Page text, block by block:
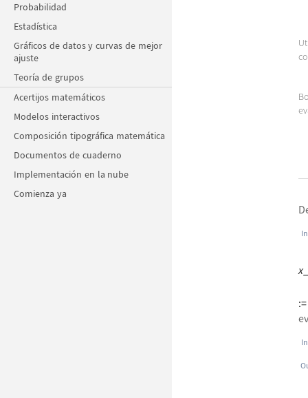
Probabilidad
Estadística
Gráficos de datos y curvas de mejor
ajuste
Teoría de grupos
Acertijos matemáticos
Modelos interactivos
Composición tipográfica matemática
Documentos de cuaderno
Implementación en la nube
Comienza ya
x_
:=